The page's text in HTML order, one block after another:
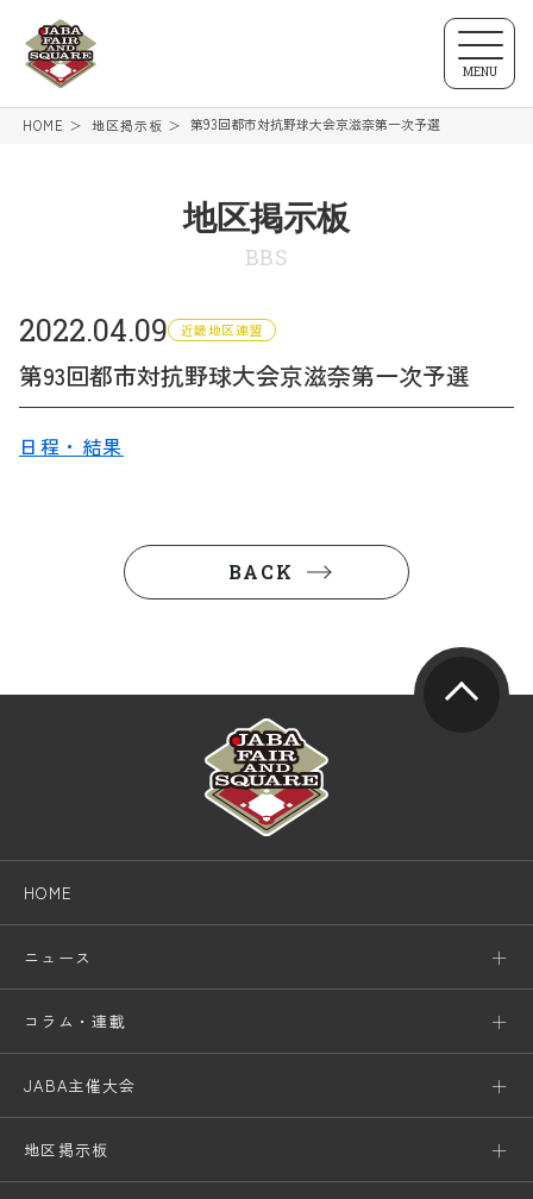
MENU
HOME 地区掲示板 第93回都市対抗野球大会京滋奈第一次予選
地区掲示板
BBS
2022.04.09 近畿地区連盟
第93回都市対抗野球大会京滋奈第一次予選
日程・結果
BACK
HOME
ニュース
コラム・連載
JABA主催大会
地区掲示板